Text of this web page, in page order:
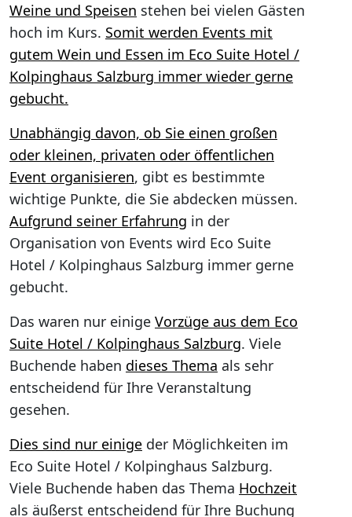
Weine und Speisen stehen bei vielen Gästen
hoch im Kurs. Somit werden Events mit
gutem Wein und Essen im Eco Suite Hotel /
Kolpinghaus Salzburg immer wieder gerne
gebucht.
Unabhängig davon, ob Sie einen großen
oder kleinen, privaten oder öffentlichen
Event organisieren, gibt es bestimmte
wichtige Punkte, die Sie abdecken müssen.
Aufgrund seiner Erfahrung in der
Organisation von Events wird Eco Suite
Hotel / Kolpinghaus Salzburg immer gerne
gebucht.
Das waren nur einige Vorzüge aus dem Eco
Suite Hotel / Kolpinghaus Salzburg. Viele
Buchende haben dieses Thema als sehr
entscheidend für Ihre Veranstaltung
gesehen.
Dies sind nur einige der Möglichkeiten im
Eco Suite Hotel / Kolpinghaus Salzburg.
Viele Buchende haben das Thema Hochzeit
als äußerst entscheidend für Ihre Buchung